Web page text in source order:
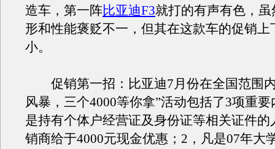
造车，第一阵比亚迪F3就打的有声有色，
形和性能褒贬不一，但其在这款车的促销上
小。
促销第一招：比亚迪7月份在全国范围
风暴，三个4000等你拿”活动包括了3项重
是持有个体户经营证及身份证等相关证件的
销商给于4000元现金优惠；2，凡是07年大